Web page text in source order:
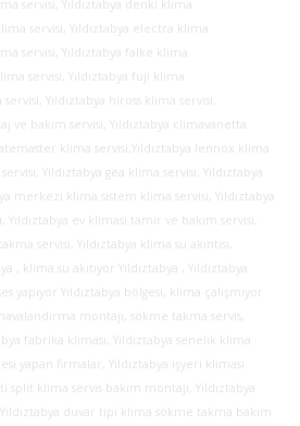
servisi, Yıldıztabya denki klima
servisi, Yıldıztabya electra klima
servisi, Yıldıztabya falke klima
servisi, Yıldıztabya fuji klima
Yıldıztabya hiross klima servisi,
ve bakım servisi, Yıldıztabya climavanetta
klima servisi,Yıldıztabya lennox klima
Yıldıztabya gea klima servisi, Yıldıztabya
merkezi klima sistem klima servisi, Yıldıztabya
ev kliması tamir ve bakım servisi,
servisi, Yıldıztabya klima su akıntısı,
, klima su akıtıyor Yıldıztabya , Yıldıztabya
yapıyor Yıldıztabya bölgesi, klima çalışmıyor
havalandırma montajı, sökme takma servis,
fabrika kliması, Yıldıztabya senelik klima
yapan firmalar, Yıldıztabya işyeri kliması
split klima servis bakım montajı, Yıldıztabya
duvar tipi klima sökme takma bakım